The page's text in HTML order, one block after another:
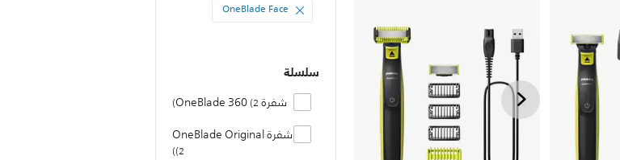
OneBlade Face
سلسلة
شفرة OneBlade 360 2
شفرة OneBlade Original
2